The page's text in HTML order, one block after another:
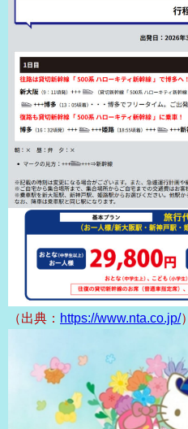
（出典： https://www.nta.co.jp/）